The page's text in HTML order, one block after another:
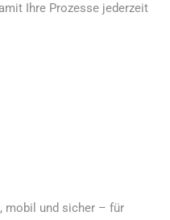
Ihre Prozesse jederzeit
mobil und sicher – für